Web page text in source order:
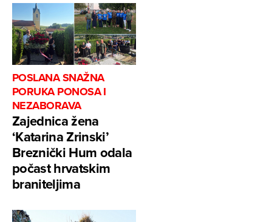
POSLANA SNAŽNA
PORUKA PONOSA I
NEZABORAVA
Zajednica žena
‘Katarina Zrinski’
Breznički Hum odala
počast hrvatskim
braniteljima